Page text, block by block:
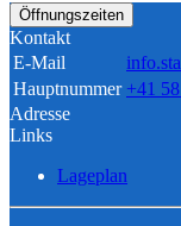
Öffnungszeiten
Kontakt
E-Mail
Hauptnummer +41
Adresse
Links
Lageplan